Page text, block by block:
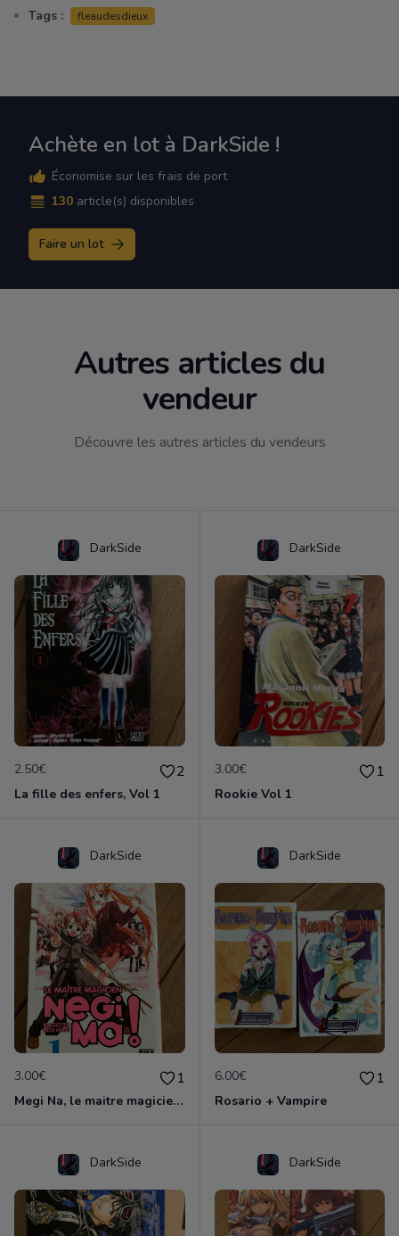
Tags :
fleaudesdieux
Achète en lot à DarkSide !
Économise sur les frais de port
130 article(s) disponibles
Faire un lot
Autres articles du
vendeur
Découvre les autres articles du vendeurs
DarkSide
2.50€ 2
La fille des enfers, Vol 1
DarkSide
3.00€ 1
Rookie Vol 1
DarkSide
3.00€ 1
Megi Na, le maitre magicien, Volume 1
DarkSide
6.00€ 1
Rosario + Vampire
DarkSide DarkSide